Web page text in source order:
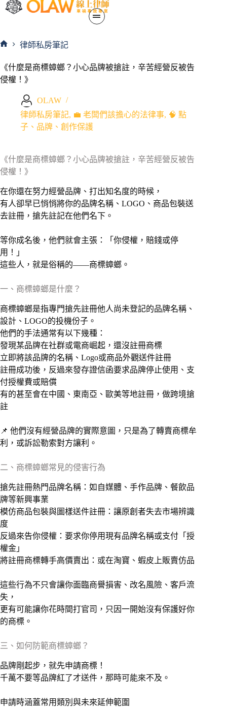
律師私房筆記
《什麼是商標蟑螂？小心品牌被搶註，辛苦經營反被告
侵權！》
OLAW
律師私房筆記, 💼 老闆們該擔心的法律事, 🧠 點
子、品牌、創作保護
《什麼是商標蟑螂？小心品牌被搶註，辛苦經營反被告
侵權！》
在你還在努力經營品牌、打出知名度的時候，
有人卻早已悄悄將你的品牌名稱、LOGO、商品包裝送
去註冊，搶先註記在他們名下。
等你成名後，他們就會主張：「你侵權，賠錢或停
用！」
這些人，就是俗稱的——商標蟑螂。
一、商標蟑螂是什麼？
商標蟑螂是指專門搶先註冊他人尚未登記的品牌名稱、
設計、LOGO的投機份子。
他們的手法通常有以下幾種：
發現某品牌在社群或電商崛起，還沒註冊商標
立即將該品牌的名稱、Logo或商品外觀送件註冊
註冊成功後，反過來發存證信函要求品牌停止使用、支
付授權費或賠償
有的甚至會在中國、東南亞、歐美等地註冊，做跨境搶
註
📌 他們沒有經營品牌的實際意圖，只是為了轉賣商標牟
利，或訴訟勒索對方讓利。
二、商標蟑螂常見的侵害行為
搶先註冊熱門品牌名稱：如自媒體、手作品牌、餐飲品
牌等新興事業
模仿商品包裝與圖樣送件註冊：讓原創者失去市場辨識
度
反過來告你侵權：要求你停用現有品牌名稱或支付「授
權金」
將註冊商標轉手高價賣出：或在淘寶、蝦皮上販賣仿品
這些行為不只會讓你面臨商譽損害、改名風險、客戶流
失，
更有可能讓你花時間打官司，只因一開始沒有保護好你
的商標。
三、如何防範商標蟑螂？
品牌剛起步，就先申請商標！
千萬不要等品牌紅了才送件，那時可能來不及。
申請時涵蓋常用類別與未來延伸範圍